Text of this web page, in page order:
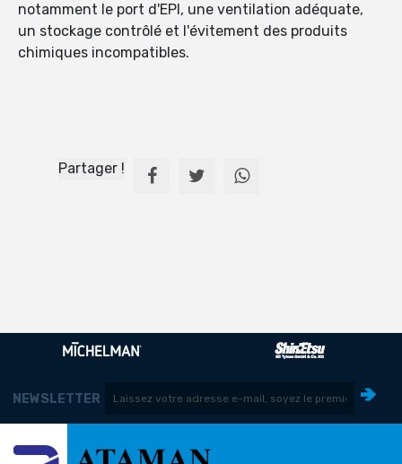
notamment le port d'EPI, une ventilation adéquate,
un stockage contrôlé et l'évitement des produits
chimiques incompatibles.
Partager !
NEWSLETTER